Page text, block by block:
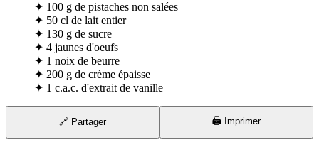
✦ 100 g de pistaches non salées
✦ 50 cl de lait entier
✦ 130 g de sucre
✦ 4 jaunes d'oeufs
✦ 1 noix de beurre
✦ 200 g de crème épaisse
✦ 1 c.a.c. d'extrait de vanille
🔗 Partager 🖨️ Imprimer